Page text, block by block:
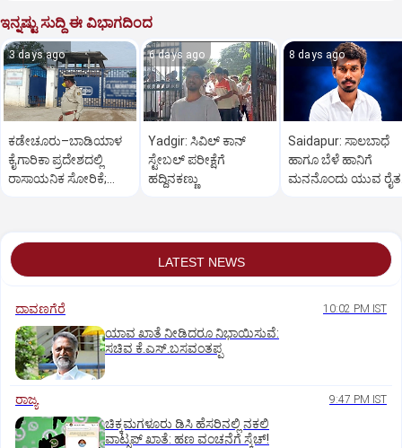
ಇನ್ನಷ್ಟು ಸುದ್ದಿ ಈ ವಿಭಾಗದಿಂದ
3 days ago
ಕಡೇಚೂರು–ಬಾಡಿಯಾಳ
ಕೈಗಾರಿಕಾ ಪ್ರದೇಶದಲ್ಲಿ
ರಾಸಾಯನಿಕ ಸೋರಿಕೆ;
6 days ago
Yadgir: ಸಿವಿಲ್ ಕಾನ್
ಸ್ಟೇಬಲ್ ಪರೀಕ್ಷೆಗೆ
ಹದ್ದಿನಕಣ್ಣು
8 days ago
Saidapur: ಸಾಲಬಾಧೆ
ಹಾಗೂ ಬೆಳೆ ಹಾನಿಗೆ
ಮನನೊಂದು ಯುವ ರೈತ
LATEST NEWS
ದಾವಣಗೆರೆ 10:02 PM IST
ಯಾವ ಖಾತೆ ನೀಡಿದರೂ ನಿಭಾಯಿಸುವೆ:
ಸಚಿವ ಕೆ.ಎಸ್.ಬಸವಂತಪ್ಪ
ರಾಜ್ಯ 9:47 PM IST
ಚಿಕ್ಕಮಗಳೂರು ಡಿಸಿ ಹೆಸರಿನಲ್ಲಿ ನಕಲಿ
ವಾಟ್ಸಪ್ ಖಾತೆ: ಹಣ ವಂಚನೆಗೆ ಸ್ಕೆಚ್!